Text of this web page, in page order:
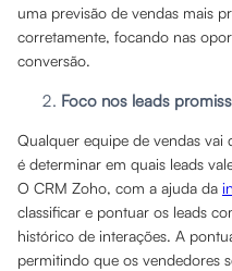
uma previsão de vendas mais
corretamente, focando nas
conversão.
Foco nos leads
Qualquer equipe de vendas vai
é determinar em quais leads
O CRM Zoho, com a ajuda da
classificar e pontuar os leads
histórico de interações. A
permitindo que os vendedores